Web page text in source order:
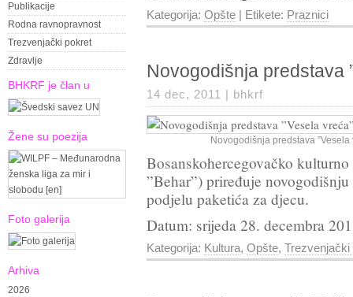
Publikacije
Rodna ravnopravnost
Trezvenjački pokret
Zdravlje
BHKRF je član u
Žene su poezija
Foto galerija
Arhiva
2026
Kategorija: Opšte | Etikete: Praznici
Novogodišnja predstava
14 dec, 2011 | bhkrf
Novogodišnja predstava
Bosanskohercegovačko
”Behar”) priređuje
podjelu paketića za djecu.
Datum: srijeda 28. decembra
Kategorija: Kultura, Opšte, Trezvenjački